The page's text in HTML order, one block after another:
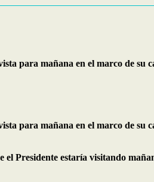
para mañana en el marco de su
para mañana en el marco de su
el Presidente estaría visitando